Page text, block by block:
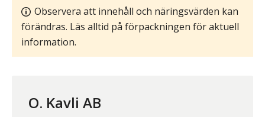
Observera att innehåll och näringsvärden kan
förändras. Läs alltid på förpackningen för aktuell
information.
O. Kavli AB